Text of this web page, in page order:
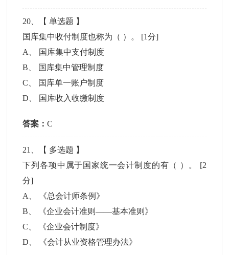
20 、【单选题 】
国库集中收付制度也称为（ ）。 [1分]
A
国库集中支付制度
B
国库集中管理制度
C
国库单一账户制度
D
国库收入收缴制度
答案：C
21 、【 多选题 】
下列各项中属于国家统一会计制度的有（ ）。 [2
分]
A
《总会计师条例》
B
《企业会计准则——基本准则》
C
《企业会计制度》
D
《会计从业资格管理办法》